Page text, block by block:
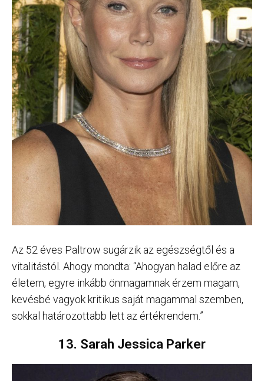
Az 52 éves Paltrow sugárzik az egészségtől és a
vitalitástól. Ahogy mondta: “Ahogyan halad előre az
életem, egyre inkább önmagamnak érzem magam,
kevésbé vagyok kritikus saját magammal szemben,
sokkal határozottabb lett az értékrendem.”
13. Sarah Jessica Parker